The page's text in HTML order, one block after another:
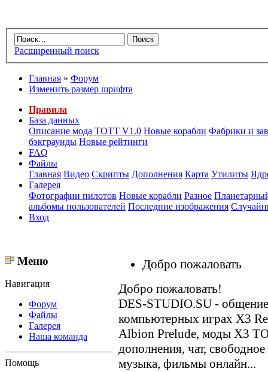
Расширенный поиск
Главная » Форум
Изменить размер шрифта
Правила
База данных
Описание мода ТОТТ V1.0 Новые корабли Фабрики и
бэкграунды Новые рейтинги
FAQ
Файлы
Главная Видео Скрипты Дополнения Карта Утилиты
Галерея
Фотографии пилотов Новые корабли Разное
альбомы пользователей Последние изображения
Вход
Меню
Навигация
Форум
Файлы
Галерея
Наша команда
Помощь
Добро пожаловать
Добро пожаловать!
DES-STUDIO.SU - общение
компьютерных играх X3
Albion Prelude, моды X3
дополнения, чат,
музыка, фильмы онлайн...